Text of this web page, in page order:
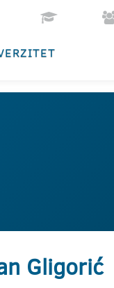
Gligorić